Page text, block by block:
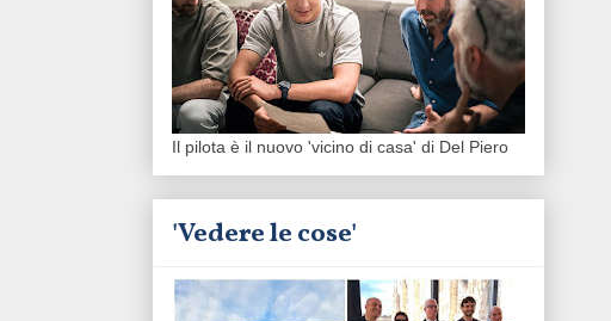
Il pilota è il nuovo 'vicino di casa' di Del Piero
'Vedere le cose'